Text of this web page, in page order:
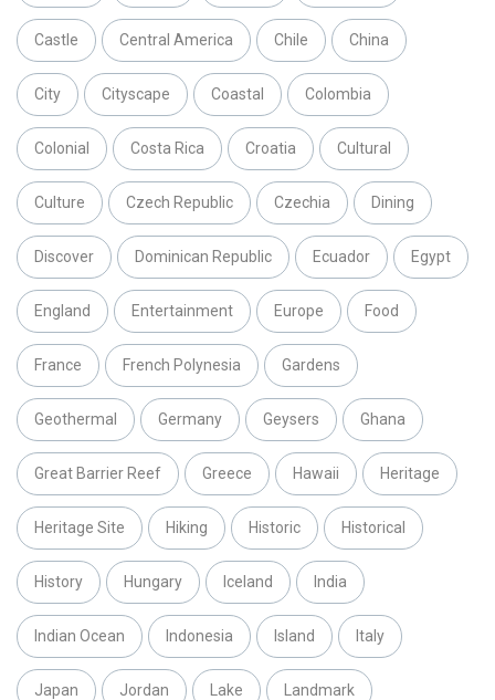
Castle Central America Chile China
City Cityscape Coastal Colombia
Colonial Costa Rica Croatia Cultural
Culture Czech Republic Czechia Dining
Discover Dominican Republic Ecuador Egypt
England Entertainment Europe Food
France French Polynesia Gardens
Geothermal Germany Geysers Ghana
Great Barrier Reef Greece Hawaii Heritage
Heritage Site Hiking Historic Historical
History Hungary Iceland India
Indian Ocean Indonesia Island Italy
Japan Jordan Lake Landmark